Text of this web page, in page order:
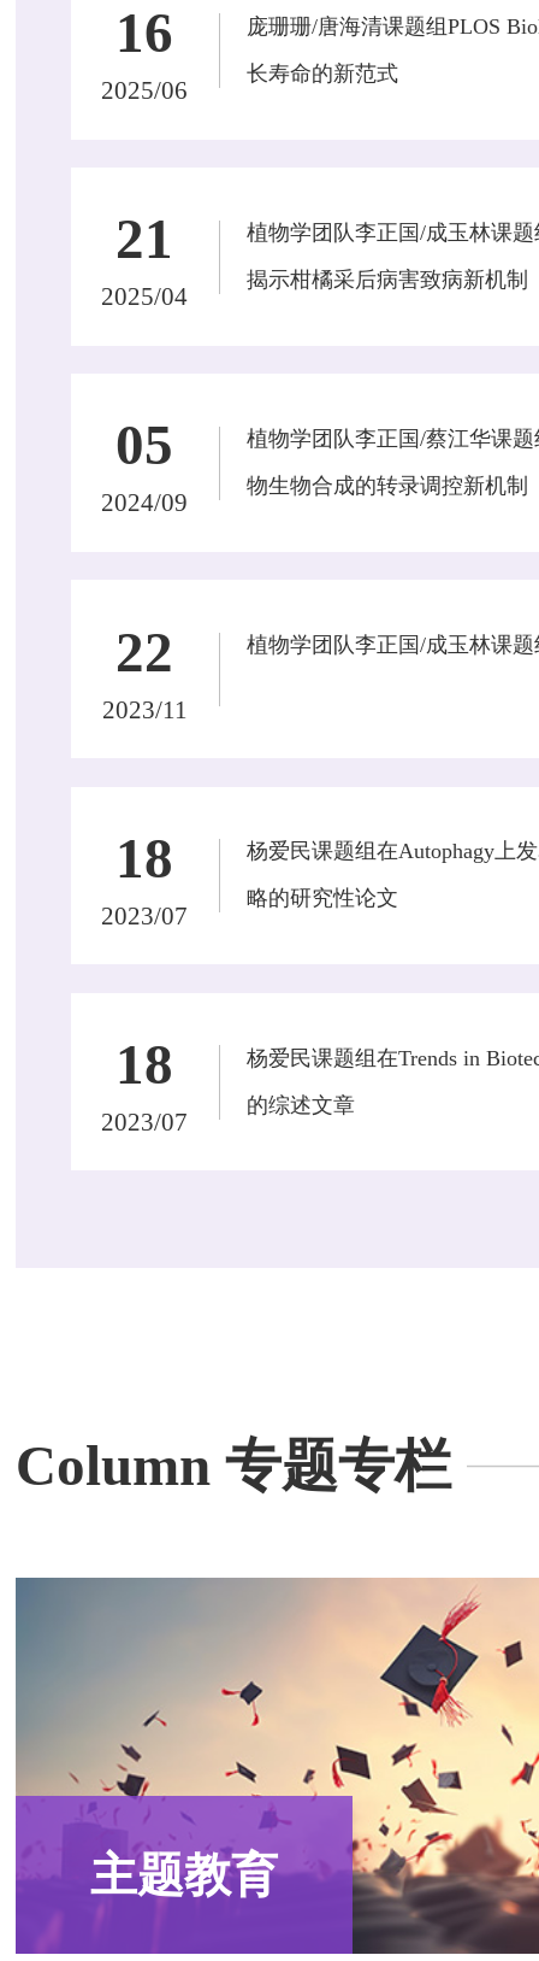
16
2025/06
庞珊珊/唐海清课题组PLOS
长寿命的新范式
21
2025/04
植物学团队李正国/成玉林课题
揭示柑橘采后病害致病新机制
05
2024/09
植物学团队李正国/蔡江华课
物生物合成的转录调控新机制
22
2023/11
植物学团队李正国/成玉林课
18
2023/07
杨爱民课题组在Autophagy上
略的研究性论文
18
2023/07
杨爱民课题组在Trends in
的综述文章
Column 专题专栏
主题教育